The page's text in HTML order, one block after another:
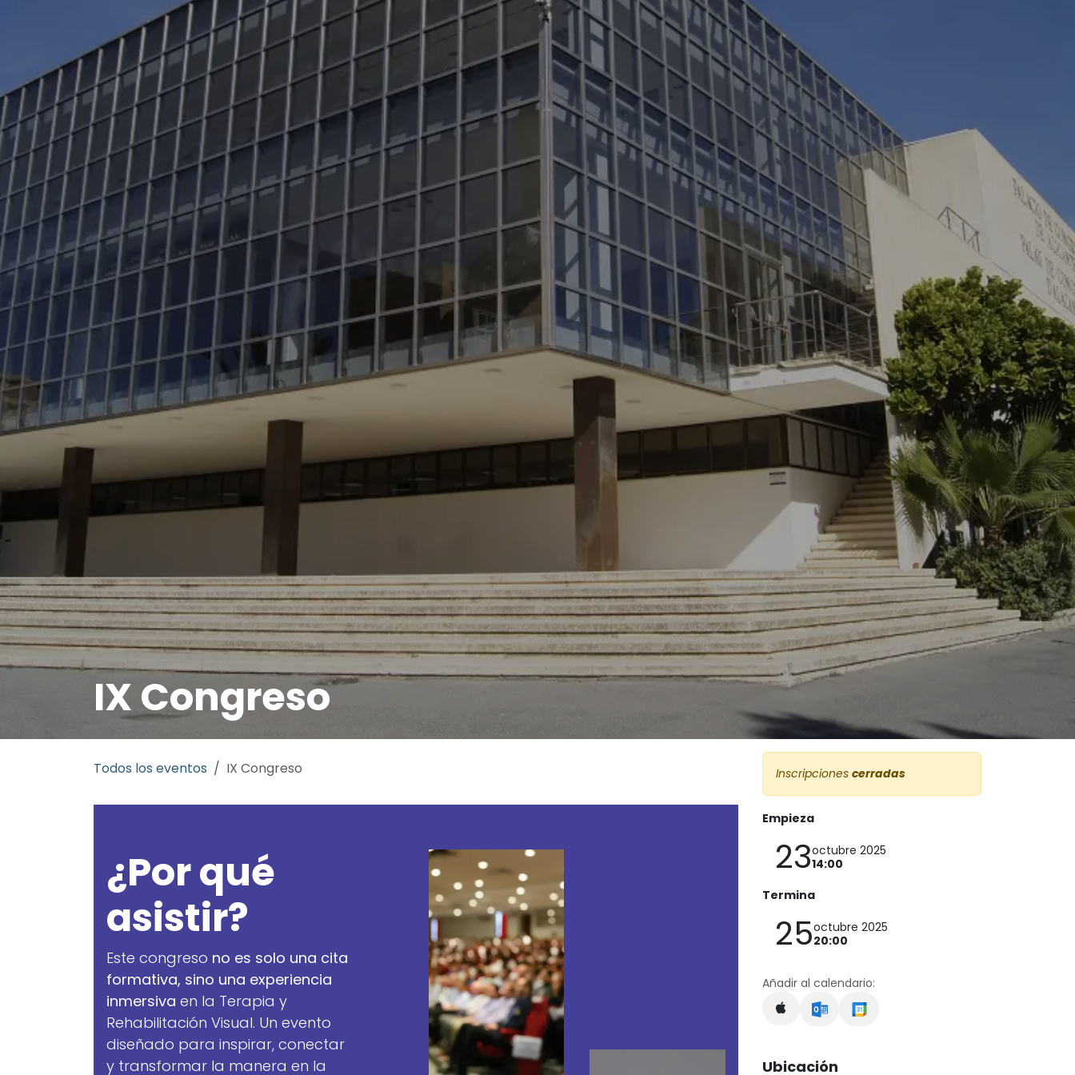
IX Congreso
Todos los eventos IX Congreso
¿Por qué
asistir?
Este congreso no es solo una cita
formativa, sino una experiencia
inmersiva en la Terapia y
Rehabilitación Visual. Un evento
diseñado para inspirar, conectar
y transformar la manera en la
Inscripciones cerradas
Empieza
23octubre 2025
14:00
Termina
25octubre 2025
20:00
Añadir al calendario:
Ubicación